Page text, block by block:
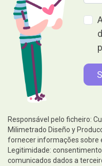
Responsável pelo ficheiro:
Milimetrado Diseño y
fornecer informações sobre
Legitimidade:
comunicados dados a